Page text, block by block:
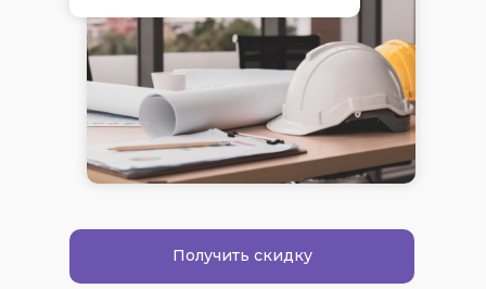
Получить скидку